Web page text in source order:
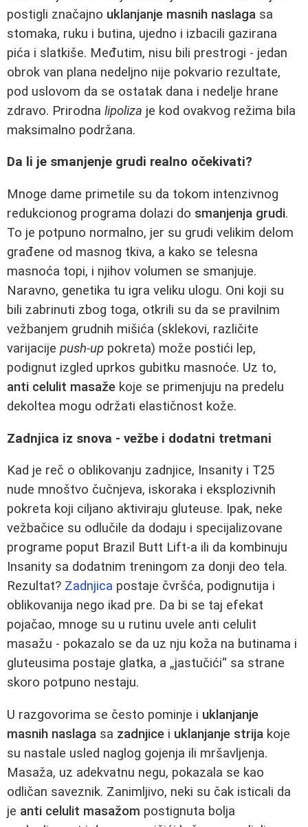
postigli značajno uklanjanje masnih naslaga sa
stomaka, ruku i butina, ujedno i izbacili gazirana
pića i slatkiše. Međutim, nisu bili prestrogi - jedan
obrok van plana nedeljno nije pokvario rezultate,
pod uslovom da se ostatak dana i nedelje hrane
zdravo. Prirodna lipoliza je kod ovakvog režima bila
maksimalno podržana.
Da li je smanjenje grudi realno očekivati?
Mnoge dame primetile su da tokom intenzivnog
redukcionog programa dolazi do smanjenja grudi.
To je potpuno normalno, jer su grudi velikim delom
građene od masnog tkiva, a kako se telesna
masnoća topi, i njihov volumen se smanjuje.
Naravno, genetika tu igra veliku ulogu. Oni koji su
bili zabrinuti zbog toga, otkrili su da se pravilnim
vežbanjem grudnih mišića (sklekovi, različite
varijacije push-up pokreta) može postići lep,
podignut izgled uprkos gubitku masnoće. Uz to,
anti celulit masaže koje se primenjuju na predelu
dekoltea mogu održati elastičnost kože.
Zadnjica iz snova - vežbe i dodatni tretmani
Kad je reč o oblikovanju zadnjice, Insanity i T25
nude mnoštvo čučnjeva, iskoraka i eksplozivnih
pokreta koji ciljano aktiviraju gluteuse. Ipak, neke
vežbačice su odlučile da dodaju i specijalizovane
programe poput Brazil Butt Lift-a ili da kombinuju
Insanity sa dodatnim treningom za donji deo tela.
Rezultat? Zadnjica postaje čvršća, podignutija i
oblikovanija nego ikad pre. Da bi se taj efekat
pojačao, mnoge su u rutinu uvele anti celulit
masažu - pokazalo se da uz nju koža na butinama i
gluteusima postaje glatka, a „jastučići“ sa strane
skoro potpuno nestaju.
U razgovorima se često pominje i uklanjanje
masnih naslaga sa zadnjice i uklanjanje strija koje
su nastale usled naglog gojenja ili mršavljenja.
Masaža, uz adekvatnu negu, pokazala se kao
odličan saveznik. Zanimljivo, neki su čak isticali da
je anti celulit masažom postignuta bolja